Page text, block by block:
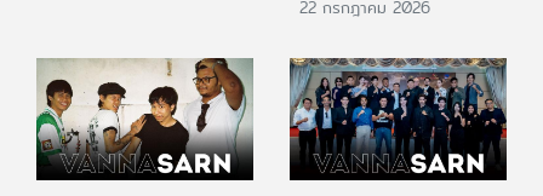
22 กรกฎาคม 2026